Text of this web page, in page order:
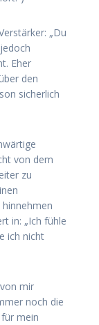
„Du
Eher
den
sicherlich
von dem
zu
in: „Ich fühle
ich nicht
mir
noch die
mein